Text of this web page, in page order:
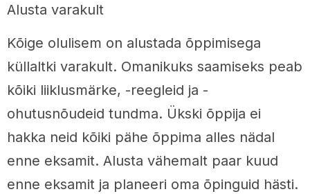
Alusta varakult
Kõige olulisem on alustada õppimisega
küllaltki varakult. Omanikuks saamiseks peab
kõiki liiklusmärke, -reegleid ja -
ohutusnõudeid tundma. Ükski õppija ei
hakka neid kõiki pähe õppima alles nädal
enne eksamit. Alusta vähemalt paar kuud
enne eksamit ja planeeri oma õpinguid hästi.